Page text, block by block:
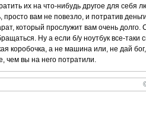
их на что-нибудь другое для себя
просто вам не повезло, и потратив
который прослужит вам очень
Ну а если б/у ноутбук все-таки
коробочка, а не машина или, не дай
чем вы на него потратили.